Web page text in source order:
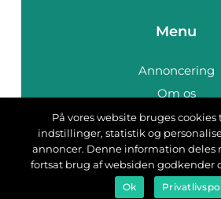
Menu
Annoncering
Om os
Cookies
Kontakt os
Sitemap
På vores website bruges
indstillinger, statistik og
annoncer. Denne information deles
fortsat brug af websiden godkender
Ok